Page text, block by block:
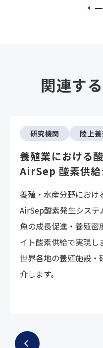
関連す
研究機関 陸上
養殖業における
AirSep 酸素供給
養殖・水産分野におけ
AirSep酸素発生システ
魚の成長促進・養殖
イト酸素供給で実現し
世界各地の養殖施設・
介します。